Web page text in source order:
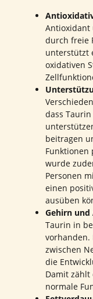
Antioxidant
durch freie
unterstützt
oxidativen
dass
beitragen
Funktionen
wurde
Personen
einen
ausüben
Gehirn und
Taurin in
vorhanden.
zwischen
die
Damit zählt
normale